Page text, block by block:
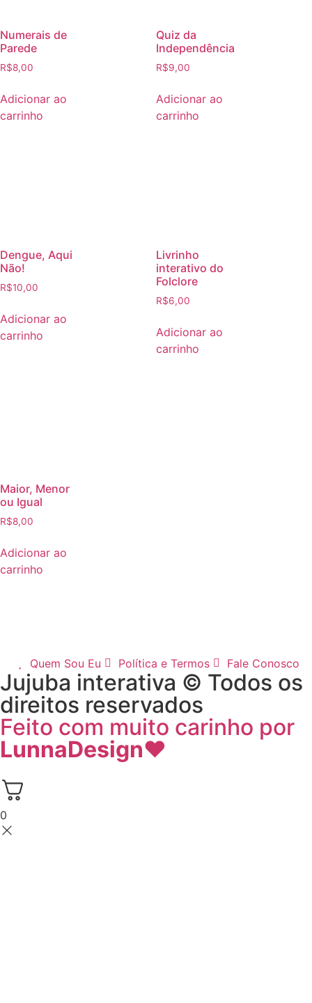
Numerais de
Parede
R$8,00
Adicionar ao
carrinho
Quiz da
Independência
R$9,00
Adicionar ao
carrinho
Dengue, Aqui
Não!
R$10,00
Adicionar ao
carrinho
Livrinho
interativo do
Folclore
R$6,00
Adicionar ao
carrinho
Maior, Menor
ou Igual
R$8,00
Adicionar ao
carrinho
Quem Sou Eu Política e Termos Fale Conosco
Jujuba interativa © Todos os
direitos reservados
Feito com muito carinho por
LunnaDesign♥
0